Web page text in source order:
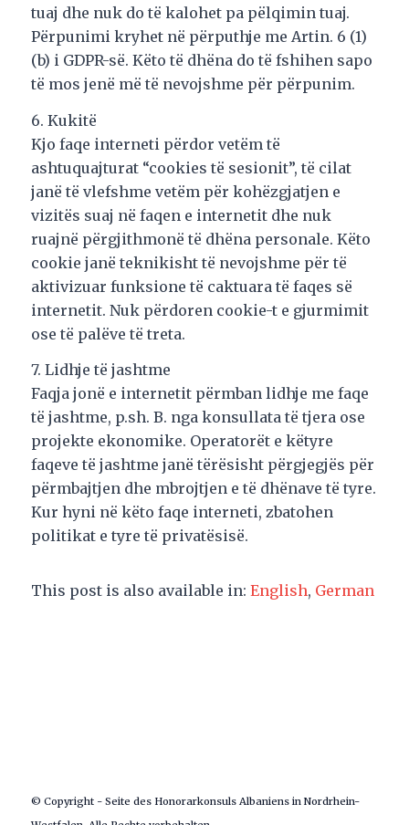
tuaj dhe nuk do të kalohet pa pëlqimin tuaj.
Përpunimi kryhet në përputhje me Artin. 6 (1)
(b) i GDPR-së. Këto të dhëna do të fshihen sapo
të mos jenë më të nevojshme për përpunim.
6. Kukitë
Kjo faqe interneti përdor vetëm të
ashtuquajturat “cookies të sesionit”, të cilat
janë të vlefshme vetëm për kohëzgjatjen e
vizitës suaj në faqen e internetit dhe nuk
ruajnë përgjithmonë të dhëna personale. Këto
cookie janë teknikisht të nevojshme për të
aktivizuar funksione të caktuara të faqes së
internetit. Nuk përdoren cookie-t e gjurmimit
ose të palëve të treta.
7. Lidhje të jashtme
Faqja jonë e internetit përmban lidhje me faqe
të jashtme, p.sh. B. nga konsullata të tjera ose
projekte ekonomike. Operatorët e këtyre
faqeve të jashtme janë tërësisht përgjegjës për
përmbajtjen dhe mbrojtjen e të dhënave të tyre.
Kur hyni në këto faqe interneti, zbatohen
politikat e tyre të privatësisë.
This post is also available in: English German
© Copyright - Seite des Honorarkonsuls Albaniens in Nordrhein-